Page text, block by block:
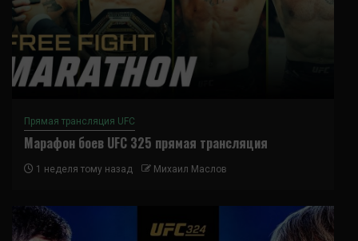
Прямая трансляция UFC
Марафон боев UFC 325 прямая трансляция
1 неделя тому назад Михаил Маслов